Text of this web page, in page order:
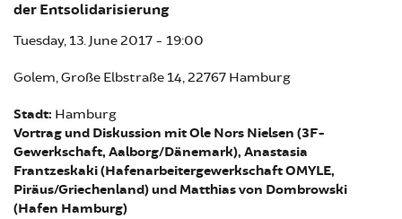
der Entsolidarisierung
Tuesday, 13. June 2017 - 19:00
Golem, Große Elbstraße 14, 22767 Hamburg
Stadt: Hamburg
Vortrag und Diskussion mit Ole Nors Nielsen (3F-
Gewerkschaft, Aalborg/Dänemark), Anastasia
Frantzeskaki (Hafenarbeitergewerkschaft OMYLE,
Piräus/Griechenland) und Matthias von Dombrowski
(Hafen Hamburg)